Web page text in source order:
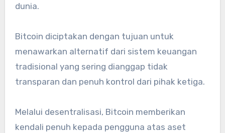
dunia.
Bitcoin diciptakan dengan tujuan untuk
menawarkan alternatif dari sistem keuangan
tradisional yang sering dianggap tidak
transparan dan penuh kontrol dari pihak ketiga.
Melalui desentralisasi, Bitcoin memberikan
kendali penuh kepada pengguna atas aset